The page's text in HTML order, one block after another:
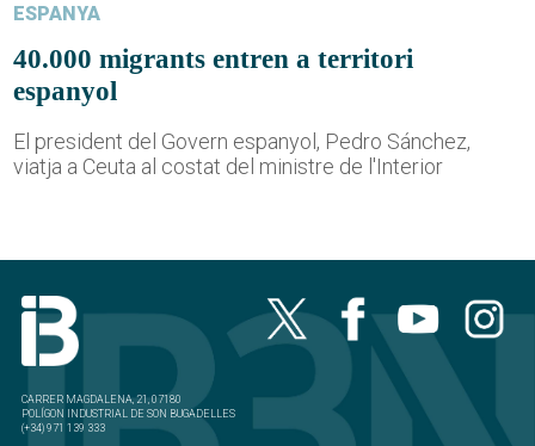
ESPANYA
40.000 migrants entren a territori
espanyol
El president del Govern espanyol, Pedro Sánchez,
viatja a Ceuta al costat del ministre de l'Interior
CARRER MAGDALENA, 21, 07180
POLÍGON INDUSTRIAL DE SON BUGADELLES
(+34) 971 139 333